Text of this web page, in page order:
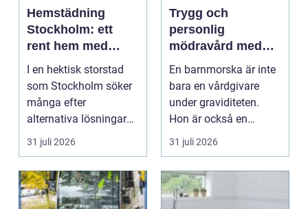
Hemstädning
Stockholm: ett
rent hem med
perfekt glans
I en hektisk storstad
som Stockholm söker
många efter
alternativa lösningar
för...
31 juli 2026
Trygg och
personlig
mödravård med
barnmorska i
malmö
En barnmorska är inte
bara en vårdgivare
under graviditeten.
Hon är också en
följeslagare genom
31 juli 2026